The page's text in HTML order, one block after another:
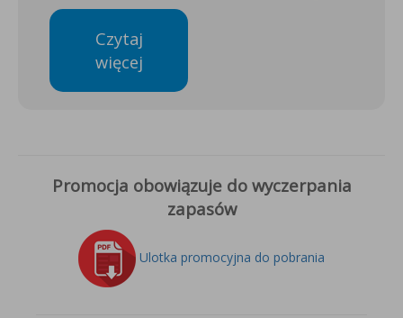
Czytaj
więcej
Promocja obowiązuje do wyczerpania
zapasów
Ulotka promocyjna do pobrania